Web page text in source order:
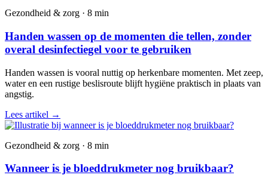
Gezondheid & zorg · 8 min
Handen wassen op de momenten die tellen, zonder
overal desinfectiegel voor te gebruiken
Handen wassen is vooral nuttig op herkenbare momenten. Met zeep,
water en een rustige beslisroute blijft hygiëne praktisch in plaats van
angstig.
Lees artikel →
Gezondheid & zorg · 8 min
Wanneer is je bloeddrukmeter nog bruikbaar?